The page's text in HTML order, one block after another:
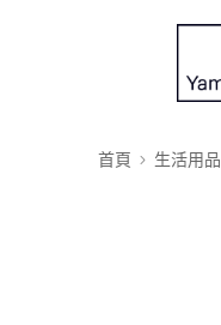
首頁 生活用品